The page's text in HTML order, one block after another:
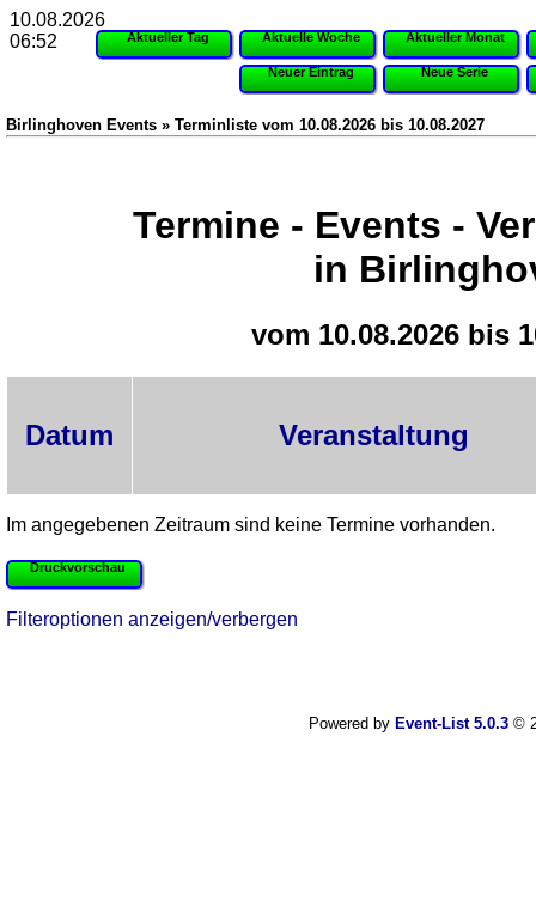
Aktueller Tag Aktuelle Woche Aktueller Monat
Neuer Eintrag Neue Serie
Birlinghoven Events » Terminliste vom 10.08.2026 bis 10.08.2027
Termine - Events -
in
vom 10.08.2026 bis
Datum Veranstaltung
Im angegebenen Zeitraum sind keine Termine vorhanden.
Druckvorschau
Filteroptionen anzeigen/verbergen
Powered by Event-List 5.0.3©
10.08.2026
06:52